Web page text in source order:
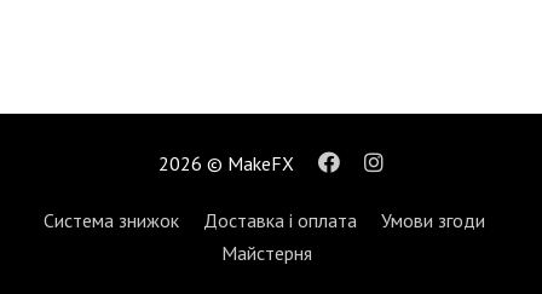
2026 © MakeFX
Система знижок Доставка і оплата
Умови згоди
Майстерня